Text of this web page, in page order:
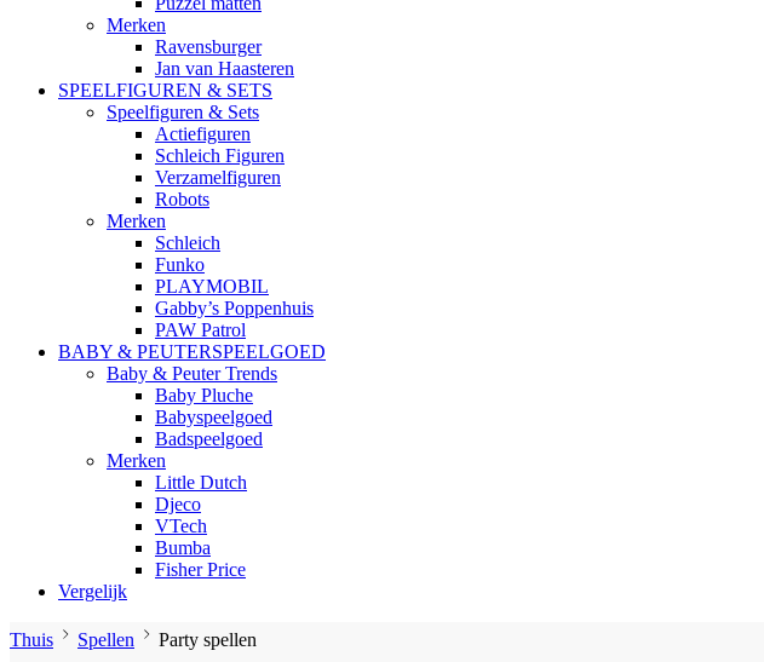
Merken
Ravensburger
Jan van Haasteren
SPEELFIGUREN & SETS
Speelfiguren & Sets
Actiefiguren
Schleich Figuren
Verzamelfiguren
Robots
Merken
Schleich
Funko
PLAYMOBIL
Gabby’s Poppenhuis
PAW Patrol
BABY & PEUTERSPEELGOED
Baby & Peuter Trends
Baby Pluche
Babyspeelgoed
Badspeelgoed
Merken
Little Dutch
Djeco
VTech
Bumba
Fisher Price
Vergelijk
Thuis Spellen Party spellen